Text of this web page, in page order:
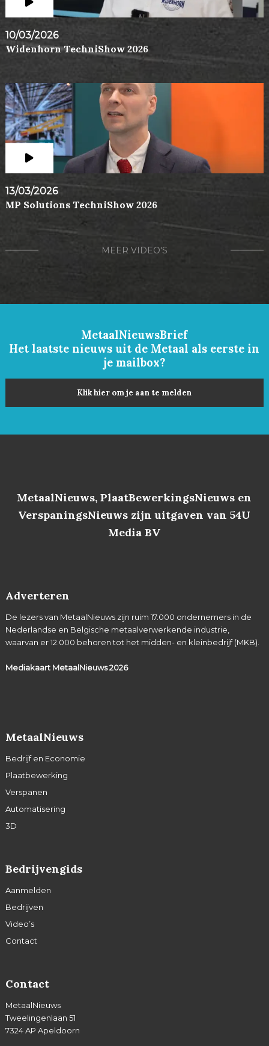
10/03/2026
Widenhorn TechniShow 2026
13/03/2026
MP Solutions TechniShow 2026
MEER VIDEO'S
MetaalNieuwsBrief
Het laatste nieuws uit de Metaal als eerste in
je mailbox?
Klik hier om je aan te melden
MetaalNieuws, PlaatBewerkingsNieuws en
VerspaningsNieuws zijn uitgaven van 54U
Media BV
Adverteren
De lezers van MetaalNieuws zijn ruim 17.000 ondernemers in de
Nederlandse en Belgische metaalverwerkende industrie,
waarvan er 12.000 behoren tot het midden- en kleinbedrijf (MKB).
Mediakaart MetaalNieuws2026
MetaalNieuws
Bedrijf en Economie
Plaatbewerking
Verspanen
Automatisering
3D
Bedrijvengids
Aanmelden
Bedrijven
Video’s
Contact
Contact
MetaalNieuws
Tweelingenlaan 51
7324 AP Apeldoorn